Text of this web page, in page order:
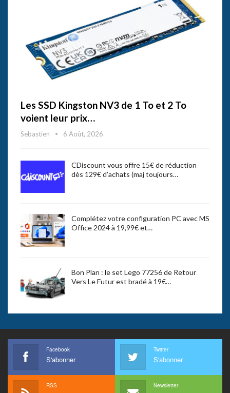
Les SSD Kingston NV3 de 1 To et 2 To
voient leur prix…
Sebastien 6 Août, 2026
CDiscount vous offre 15€ de réduction
dès 129€ d’achats (maj toujours…
Complétez votre configuration PC avec MS
Office 2024 à 19,99€ et…
Bon Plan : le set Lego 77256 de Retour
Vers Le Futur est bradé à 19€…
Facebook
S'abonner
Twitter
S'abonner
RSS Newsletter